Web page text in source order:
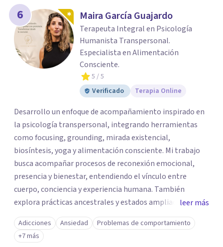
6 Maira García Guajardo
Terapeuta Integral en Psicología
Humanista Transpersonal.
Especialista en Alimentación
Consciente.
5 / 5
Verificado
Terapia Online
Desarrollo un enfoque de acompañamiento inspirado en
la psicología transpersonal, integrando herramientas
como focusing, grounding, mirada existencial,
biosíntesis, yoga y alimentación consciente. Mi trabajo
busca acompañar procesos de reconexión emocional,
presencia y bienestar, entendiendo el vínculo entre
cuerpo, conciencia y experiencia humana. También
explora prácticas ancestrales y estados ampliados de
conciencia como caminos de introspección,
resignificación emocional y crecimiento personal. Se
caracteriza por crear espacios cálidos y humanos,
leer más
Adicciones Ansiedad
Problemas de comportamiento
+7 más